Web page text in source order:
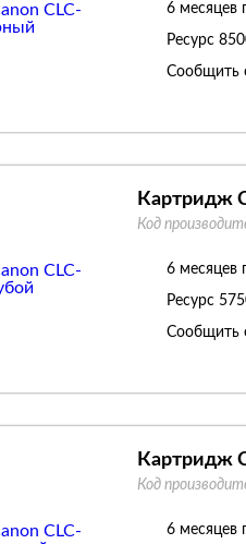
6 месяцев
Ресурс
Сообщить
Картридж
Код
6 месяцев
Ресурс
Сообщить
Картридж
Код
6 месяцев